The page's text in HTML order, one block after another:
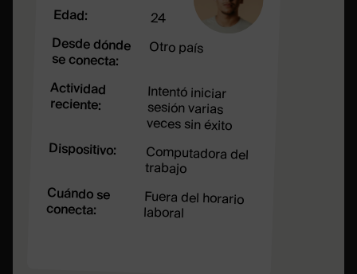
Edad: 24
Desde dónde
se conecta:
Otro país
Actividad
reciente:
Intentó iniciar
sesión varias
veces sin éxito
Dispositivo: Computadora del
trabajo
Cuándo se
conecta:
Fuera del horario
laboral